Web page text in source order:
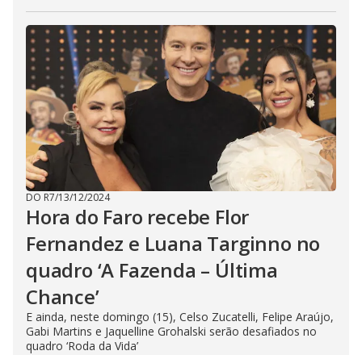
DO R7/13/12/2024
Hora do Faro recebe Flor
Fernandez e Luana Targinno no
quadro ‘A Fazenda – Última
Chance’
E ainda, neste domingo (15), Celso Zucatelli, Felipe Araújo,
Gabi Martins e Jaquelline Grohalski serão desafiados no
quadro ‘Roda da Vida’